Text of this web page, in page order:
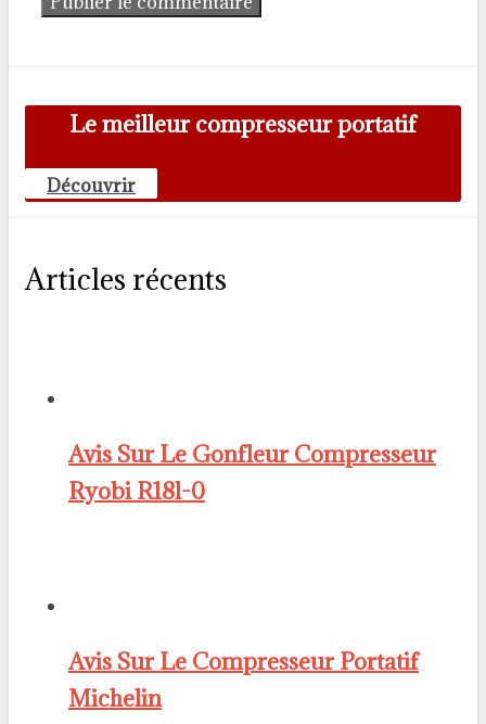
Le meilleur compresseur portatif
Découvrir
Articles récents
Avis Sur Le Gonfleur Compresseur
Ryobi R18l-0
Avis Sur Le Compresseur Portatif
Michelin